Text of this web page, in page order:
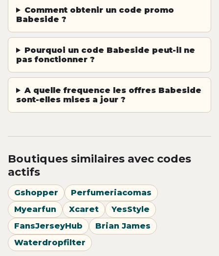
Comment obtenir un code promo
Babeside ?
Pourquoi un code Babeside peut-il ne
pas fonctionner ?
A quelle frequence les offres Babeside
sont-elles mises a jour ?
Boutiques similaires avec codes
actifs
Gshopper
Perfumeriacomas
Myearfun
Xcaret
YesStyle
FansJerseyHub
Brian James
Waterdropfilter